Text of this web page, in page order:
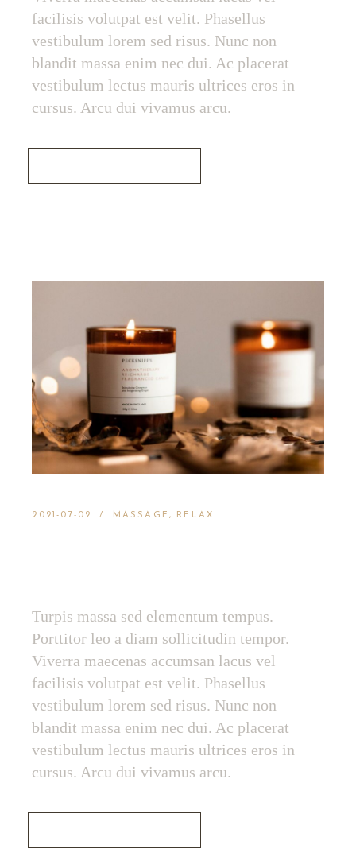
facilisis volutpat est velit. Phasellus
vestibulum lorem sed risus. Nunc non
blandit massa enim nec dui. Ac placerat
vestibulum lectus mauris ultrices eros in
cursus. Arcu dui vivamus arcu.
2021-07-02 MASSAGE RELAX
Turpis massa sed elementum tempus.
Porttitor leo a diam sollicitudin tempor.
Viverra maecenas accumsan lacus vel
facilisis volutpat est velit. Phasellus
vestibulum lorem sed risus. Nunc non
blandit massa enim nec dui. Ac placerat
vestibulum lectus mauris ultrices eros in
cursus. Arcu dui vivamus arcu.